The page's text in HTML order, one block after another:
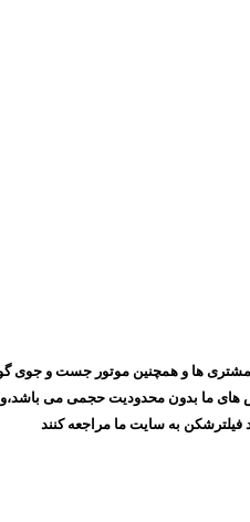
است امروز با گذشت ۱۰ سال توانسته ایم بهترین جایگاه را در میان